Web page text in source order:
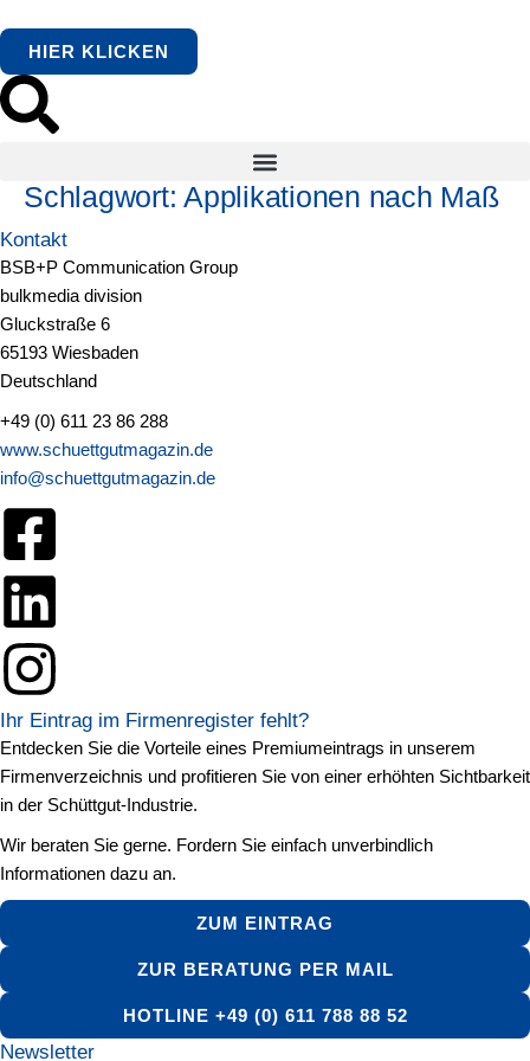
springen
HIER KLICKEN
Schlagwort:Applikationen nach Maß
Kontakt
BSB+P Communication Group
bulkmedia division
Gluckstraße 6
65193 Wiesbaden
Deutschland
+49 (0) 611 23 86 288
www.schuettgutmagazin.de
info@schuettgutmagazin.de
Ihr Eintrag im Firmenregister fehlt?
Entdecken Sie die Vorteile eines Premiumeintrags in unserem
Firmenverzeichnis und profitieren Sie von einer erhöhten Sichtbarkeit
in der Schüttgut-Industrie.
Wir beraten Sie gerne. Fordern Sie einfach unverbindlich
Informationen dazu an.
ZUM EINTRAG
ZUR BERATUNG PER MAIL
HOTLINE +49 (0) 611 788 88 52
Newsletter